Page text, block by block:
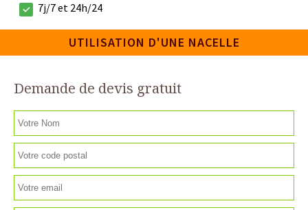
7j/7 et 24h/24
UTILISATION D'UNE NACELLE
Demande de devis gratuit